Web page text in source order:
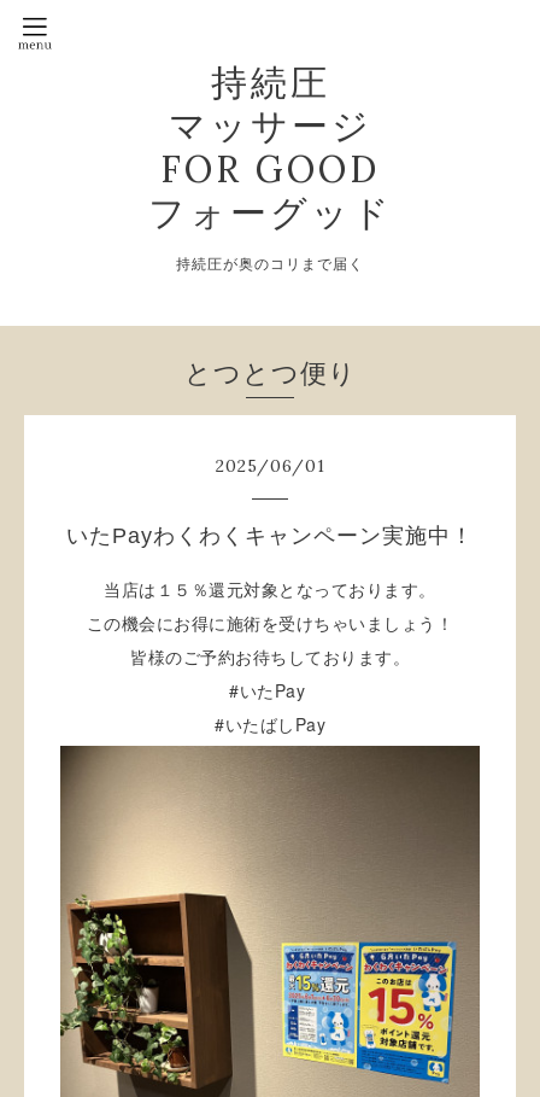
持続圧
マッサージ
FOR GOOD
フォーグッド
持続圧が奥のコリまで届く
とつとつ便り
2025/06/01
いたPayわくわくキャンペーン実施中！
当店は１５％還元対象となっております。
この機会にお得に施術を受けちゃいましょう！
皆様のご予約お待ちしております。
#いたPay
#いたばし Pay